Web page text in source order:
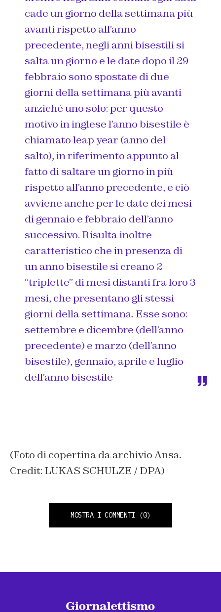
cade un giorno della settimana più
avanti rispetto all’anno
precedente, negli anni bisestili si
salta un giorno e le date dopo il 29
febbraio sono spostate di due
giorni della settimana più avanti
anziché uno solo: per questo
motivo in inglese l’anno bisestile è
chiamato leap year (anno del
salto), in riferimento appunto al
fatto di saltare un giorno in più
rispetto all’anno precedente, e ciò
avviene anche per le date dei mesi
di gennaio e febbraio dell’anno
successivo. Risulta inoltre
caratteristico che in presenza di
un anno bisestile si creano 2
“triplette” di mesi distanti fra loro 3
mesi, che presentano gli stessi
giorni della settimana. Esse sono:
settembre e dicembre (dell’anno
precedente) e marzo (dell’anno
bisestile), gennaio, aprile e luglio
dell’anno bisestile
(Foto di copertina da archivio Ansa.
Credit: LUKAS SCHULZE / DPA)
MOSTRA I COMMENTI (0)